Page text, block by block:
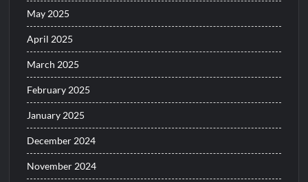
May 2025
April 2025
March 2025
February 2025
January 2025
December 2024
November 2024